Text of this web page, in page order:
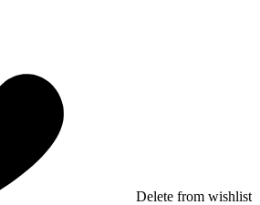
Delete from wishlist